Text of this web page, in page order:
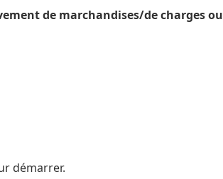
de marchandises/de charges ou
démarrer.